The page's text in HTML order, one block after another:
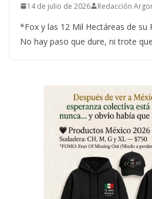
14 de julio de 2026 Redacción
*Fox y las 12 Mil Hectáreas de su
No hay paso que dure, ni trote